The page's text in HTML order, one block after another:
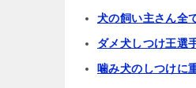
犬の飼い主さん全
ダメ犬しつけ王選
噛み犬のしつけに